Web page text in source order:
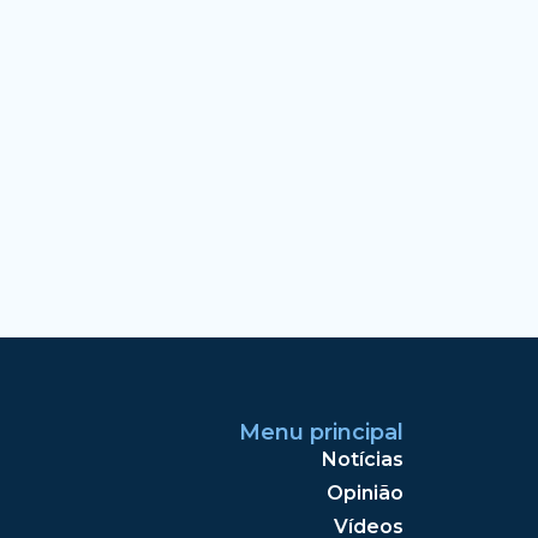
Menu principal
Notícias
Opinião
Vídeos